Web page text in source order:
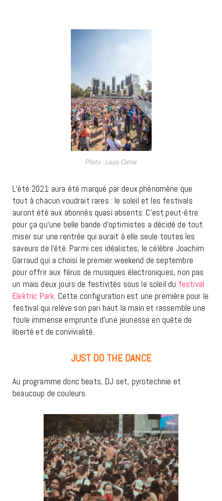
Photo : Louis Comar
L’été 2021 aura été marqué par deux phénomène que
tout à chacun voudrait rares : le soleil et les festivals
auront été aux abonnés quasi absents. C’est peut-être
pour ça qu’une belle bande d’optimistes a décidé de tout
miser sur une rentrée qui aurait à elle seule toutes les
saveurs de l’été. Parmi ces idéalistes, le célèbre Joachim
Garraud qui a choisi le premier weekend de septembre
pour offrir aux férus de musiques électroniques, non pas
un mais deux jours de festivités sous le soleil du festival
Elektric Park. Cette configuration est une première pour le
festival qui relève son pari haut la main et rassemble une
foule immense emprunte d’une jeunesse en quête de
liberté et de convivialité.
JUST DO THE DANCE
Au programme donc beats, DJ set, pyrotechnie et
beaucoup de couleurs.